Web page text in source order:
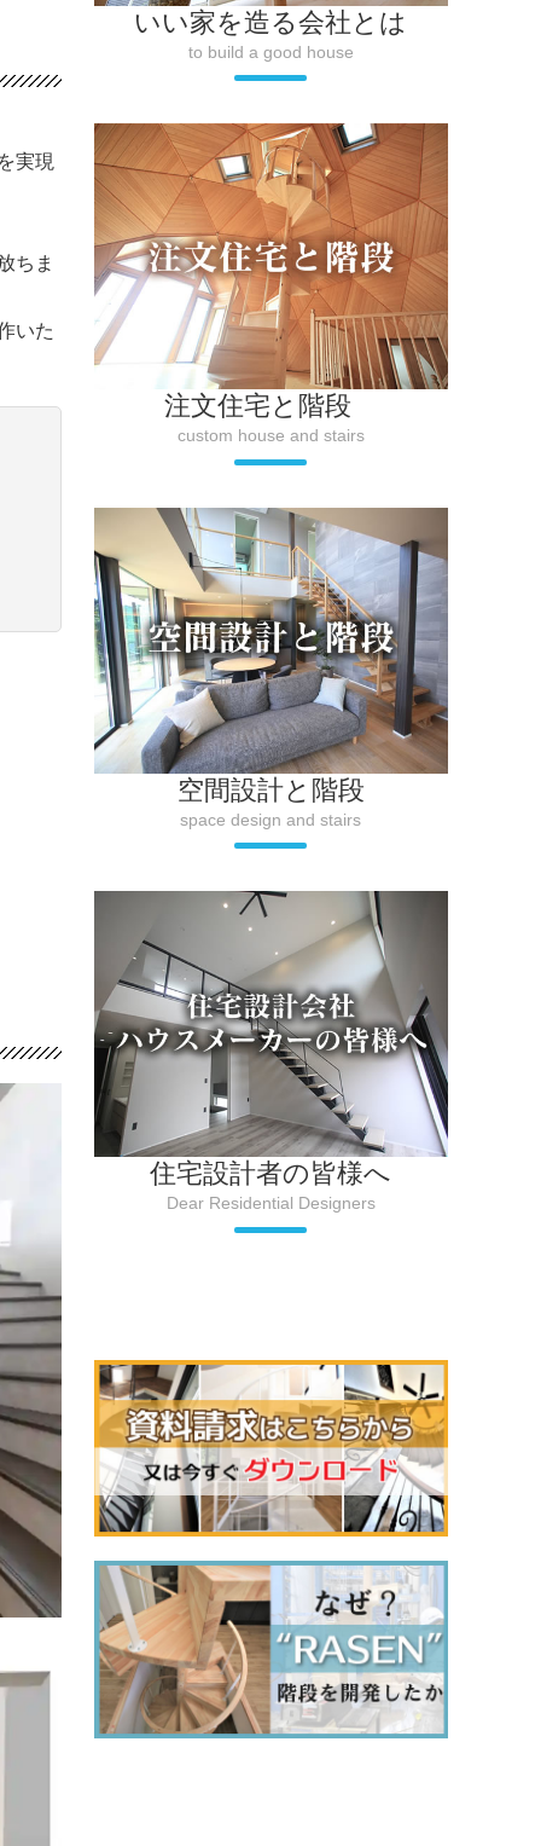
実現
ちま
いた
いい家を造る会社とは
to build a good house
注文住宅と階段
custom house and stairs
空間設計と階段
space design and stairs
住宅設計者の皆様へ
Dear Residential Designers